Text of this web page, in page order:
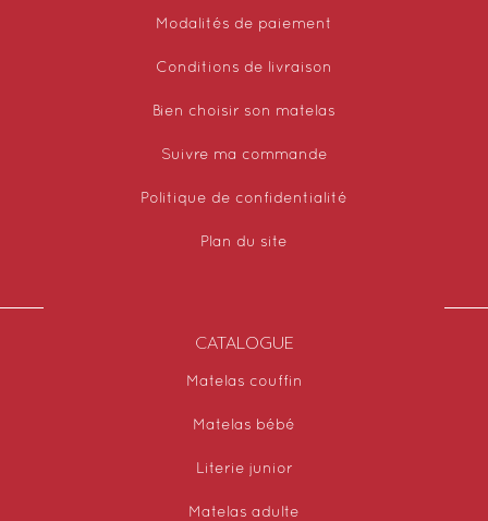
Modalités de paiement
Conditions de livraison
Bien choisir son matelas
Suivre ma commande
Politique de confidentialité
Plan du site
CATALOGUE
Matelas couffin
Matelas bébé
Literie junior
Matelas adulte